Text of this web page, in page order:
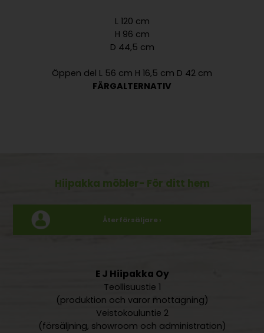
L 120 cm
H 96 cm
D 44,5 cm
Öppen del L 56 cm H 16,5 cm D 42 cm
FÄRGALTERNATIV
Hiipakka möbler- För ditt hem
Återförsäljare ›
E J Hiipakka Oy
Teollisuustie 1
(produktion och varor mottagning)
Veistokouluntie 2
(försäljning, showroom och administration)